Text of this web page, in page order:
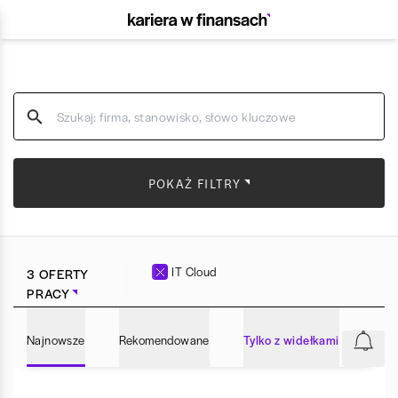
POKAŻ FILTRY
3 OFERTY
PRACY
IT Cloud
Najnowsze Rekomendowane Tylko z widełkami